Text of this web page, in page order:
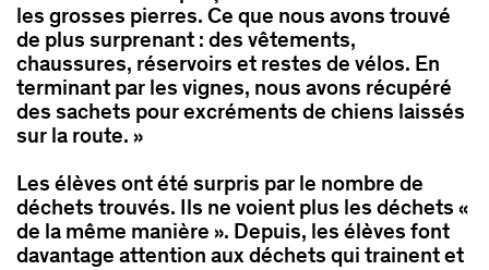
les grosses pierres. Ce que nous avons trouvé
de plus surprenant : des vêtements,
chaussures, réservoirs et restes de vélos. En
terminant par les vignes, nous avons récupéré
des sachets pour excréments de chiens laissés
sur la route. »
Les élèves ont été surpris par le nombre de
déchets trouvés. Ils ne voient plus les déchets «
de la même manière ». Depuis, les élèves font
davantage attention aux déchets qui trainent et